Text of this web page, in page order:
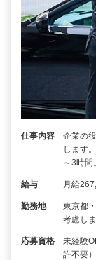
仕事内容
企業の
します
～3時
給与 月給
勤務地
東京都
考慮しま
応募資格
未経験
許不要